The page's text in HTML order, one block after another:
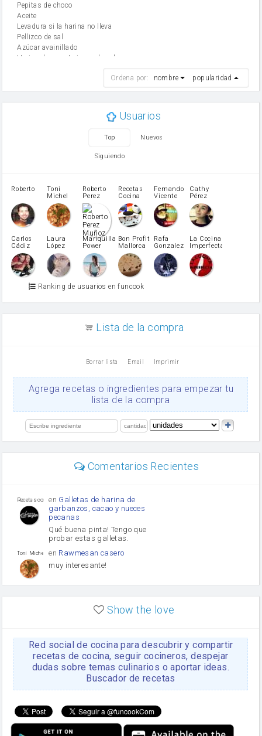
Pepitas de choco
aceite
Levadura si la harina no lleva
Pellizco de sal
Azúcar avainillado
Harina de reposteria con levadura
mantequilla
Opcional: Azúcar avainillado
patatas
pimiento rojo
Pimentón
pimiento verde
miel
vino blanco
Azúcar glass
Azúcar moreno
Zumo de limón
arroz
Ajos
orégano
limón
Ordena por: nombre popularidad
Usuarios
Top Nuevos
Siguiendo
Roberto
Toni
Michel
Caubet
Roberto
Perez
Muñoz
Recetas
Cocina
Fernando
Vicente
Cathy
Pérez
Carlos
Cádiz
Laura
López
Martínez
Mariquilla
Power
Bon Profit
Mallorca
Rafa
Gonzalez
La Cocina
Imperfecta
Ranking de usuarios en funcook
Lista de la compra
Borrar lista Email Imprimir
Agrega recetas o ingredientes para empezar tu
lista de la compra
Comentarios Recientes
Recetas con sazon
en Galletas de harina de
garbanzos, cacao y nueces
pecanas
Qué buena pinta! Tengo que
probar estas galletas.
Toni Michel Caubet
en Rawmesan casero
muy interesante!
enLasaña casera fácil y
HOJALDROSA TV
enGachas de la abuela
Rosa
https://youtu.be/Mz69gcVO3sI
Rosa enReceta Del Bizcocho
Disculpa. En la foto aparece
el bizcocho de xoco y en el
apartado de los ingredientes
Show the love
Red social de cocina para descubrir y compartir
recetas de cocina, seguir cocineros, despejar
dudas sobre temas culinarios o aportar ideas.
Buscador de recetas